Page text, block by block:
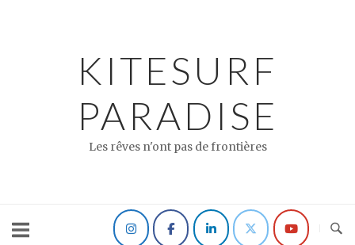
KITESURF
PARADISE
Les rêves n'ont pas de frontières